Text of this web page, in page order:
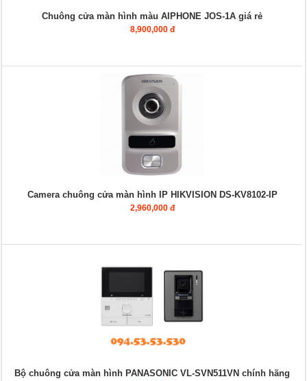
Chuông cửa màn hình màu AIPHONE JOS-1A giá rẻ
8,900,000 đ
Camera chuông cửa màn hình IP HIKVISION DS-KV8102-IP
2,960,000 đ
Bộ chuông cửa màn hình PANASONIC VL-SVN511VN chính hãng